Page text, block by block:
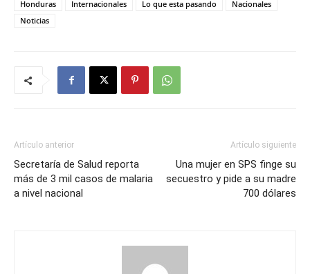
Honduras
Internacionales Lo que esta pasando
Nacionales
Noticias
Artículo anterior
Secretaría de Salud reporta
más de 3 mil casos de malaria
a nivel nacional
Artículo siguiente
Una mujer en SPS finge su
secuestro y pide a su madre
700 dólares